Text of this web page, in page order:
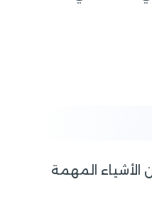
الأشياء المهمة